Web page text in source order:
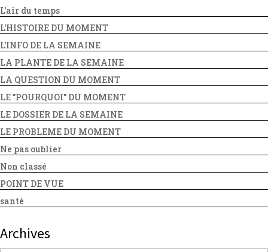
L'air du temps
L'HISTOIRE DU MOMENT
L'INFO DE LA SEMAINE
LA PLANTE DE LA SEMAINE
LA QUESTION DU MOMENT
LE "POURQUOI" DU MOMENT
LE DOSSIER DE LA SEMAINE
LE PROBLEME DU MOMENT
Ne pas oublier
Non classé
POINT DE VUE
santé
Archives